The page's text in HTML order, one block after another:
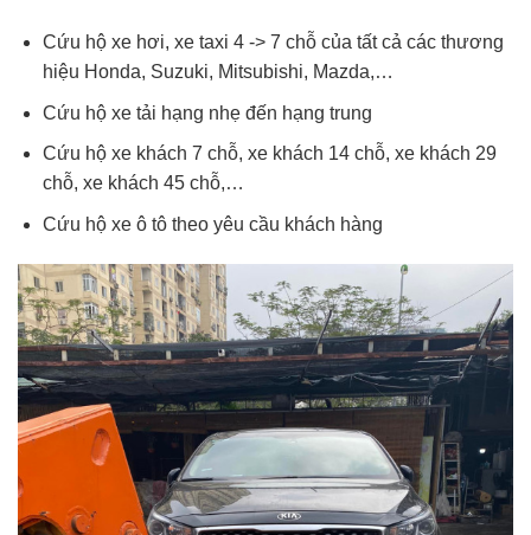
Cứu hộ xe hơi, xe taxi 4 -> 7 chỗ của tất cả các thương
hiệu Honda, Suzuki, Mitsubishi, Mazda,…
Cứu hộ xe tải hạng nhẹ đến hạng trung
Cứu hộ xe khách 7 chỗ, xe khách 14 chỗ, xe khách 29
chỗ, xe khách 45 chỗ,…
Cứu hộ xe ô tô theo yêu cầu khách hàng